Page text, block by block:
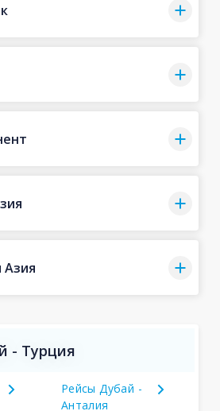
Азия
- Турция
Рейсы Дубай -
Анталия